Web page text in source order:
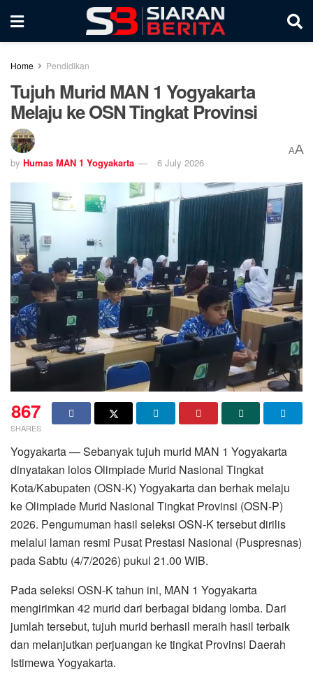
Home Pendidikan
Tujuh Murid MAN 1 Yogyakarta
Melaju ke OSN Tingkat Provinsi
by Humas MAN 1 Yogyakarta 6 July 2026
AA
867
SHARES
Yogyakarta — Sebanyak tujuh murid MAN 1 Yogyakarta
dinyatakan lolos Olimpiade Murid Nasional Tingkat
Kota/Kabupaten (OSN-K) Yogyakarta dan berhak melaju
ke Olimpiade Murid Nasional Tingkat Provinsi (OSN-P)
2026. Pengumuman hasil seleksi OSN-K tersebut dirilis
melalui laman resmi Pusat Prestasi Nasional (Puspresnas)
pada Sabtu (4/7/2026) pukul 21.00 WIB.
Pada seleksi OSN-K tahun ini, MAN 1 Yogyakarta
mengirimkan 42 murid dari berbagai bidang lomba. Dari
jumlah tersebut, tujuh murid berhasil meraih hasil terbaik
dan melanjutkan perjuangan ke tingkat Provinsi Daerah
Istimewa Yogyakarta.